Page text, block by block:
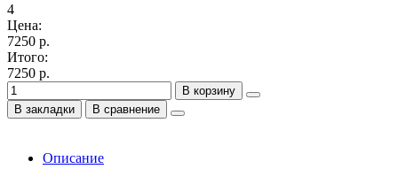
4
Цена:
7250 р.
Итого:
7250 р.
В корзину
В закладки
В сравнение
Описание